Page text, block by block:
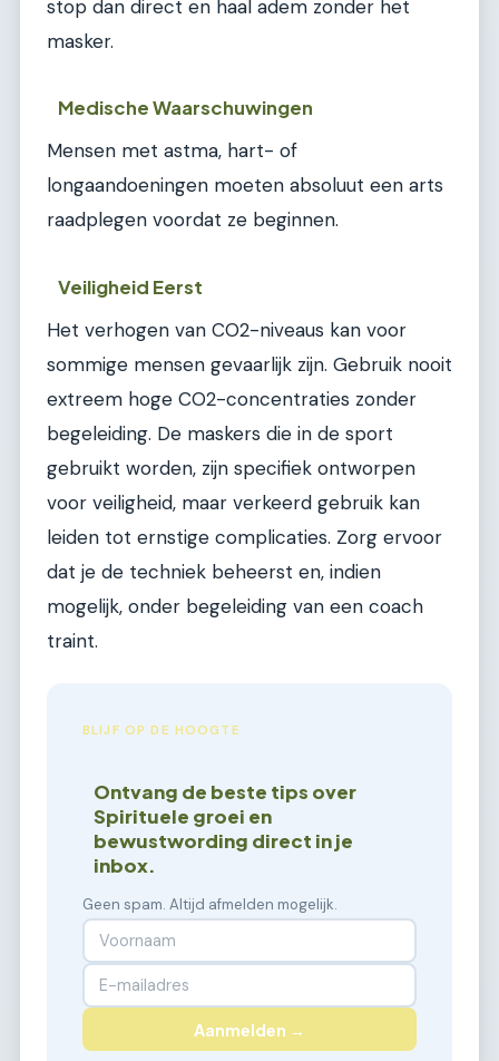
stop dan direct en haal adem zonder het
masker.
Medische Waarschuwingen
Mensen met astma, hart- of
longaandoeningen moeten absoluut een arts
raadplegen voordat ze beginnen.
Veiligheid Eerst
Het verhogen van CO2-niveaus kan voor
sommige mensen gevaarlijk zijn. Gebruik nooit
extreem hoge CO2-concentraties zonder
begeleiding. De maskers die in de sport
gebruikt worden, zijn specifiek ontworpen
voor veiligheid, maar verkeerd gebruik kan
leiden tot ernstige complicaties. Zorg ervoor
dat je de techniek beheerst en, indien
mogelijk, onder begeleiding van een coach
traint.
BLIJF OP DE HOOGTE
Ontvang de beste tips over
Spirituele groei en
bewustwording direct in je
inbox.
Geen spam. Altijd afmelden mogelijk.
Aanmelden →